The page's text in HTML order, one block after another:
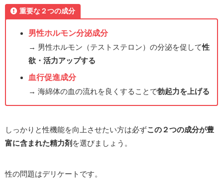
重要な２つの成分
男性ホルモン分泌成分
→ 男性ホルモン（テストステロン）の分泌を促して性
欲・活力アップする
血行促進成分
→ 海綿体の血の流れを良くすることで勃起力を上げる
しっかりと性機能を向上させたい方は必ずこの２つの成分が豊
富に含まれた精力剤 を選びましょう。
性の問題はデリケートです。